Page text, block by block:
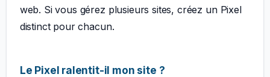
web. Si vous gérez plusieurs sites, créez un Pixel
distinct pour chacun.
Le Pixel ralentit-il mon site ?